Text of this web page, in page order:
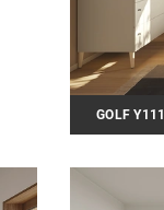
GOLF Y111